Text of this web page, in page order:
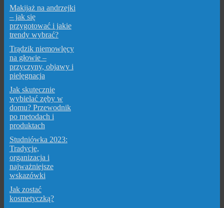
Makijaż na andrzejki
– jak się
przygotować i jakie
trendy wybrać?
Trądzik niemowlęcy
na głowie –
przyczyny, objawy i
pielęgnacja
Jak skutecznie
wybielać zęby w
domu? Przewodnik
po metodach i
produktach
Studniówka 2023:
Tradycje,
organizacja i
najważniejsze
wskazówki
Jak zostać
kosmetyczką?